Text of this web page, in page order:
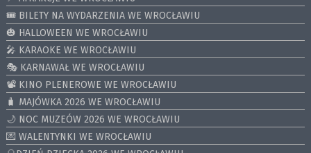
🎟️ BILETY NA WYDARZENIA WE WROCŁAWIU
🎃 HALLOWEEN WE WROCŁAWIU
🎤 KARAOKE WE WROCŁAWIU
🎭 KARNAWAŁ WE WROCŁAWIU
📽️ KINO PLENEROWE WE WROCŁAWIU
🧳 MAJÓWKA 2026 WE WROCŁAWIU
🌙 NOC MUZEÓW 2026 WE WROCŁAWIU
💌 WALENTYNKI WE WROCŁAWIU